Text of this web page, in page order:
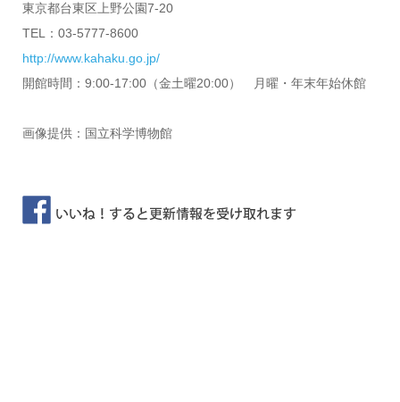
東京都台東区上野公園7-20
TEL：03-5777-8600
http://www.kahaku.go.jp/
開館時間：9:00-17:00（金土曜20:00） 月曜・年末年始休館
画像提供：国立科学博物館